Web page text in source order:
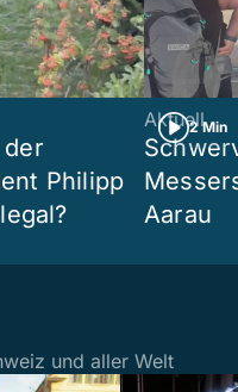
Philipp
2 Min
Aktuell
Aarau
und aller Welt